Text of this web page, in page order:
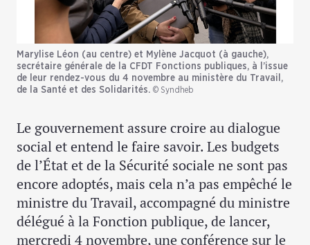
Marylise Léon (au centre) et Mylène Jacquot (à gauche),
secrétaire générale de la CFDT Fonctions publiques, à l’issue
de leur rendez-vous du 4 novembre au ministère du Travail,
de la Santé et des Solidarités. © Syndheb
Le gouvernement assure croire au dialogue
social et entend le faire savoir. Les budgets
de l’État et de la Sécurité sociale ne sont pas
encore adoptés, mais cela n’a pas empêché le
ministre du Travail, accompagné du ministre
délégué à la Fonction publique, de lancer,
mercredi 4 novembre, une conférence sur le